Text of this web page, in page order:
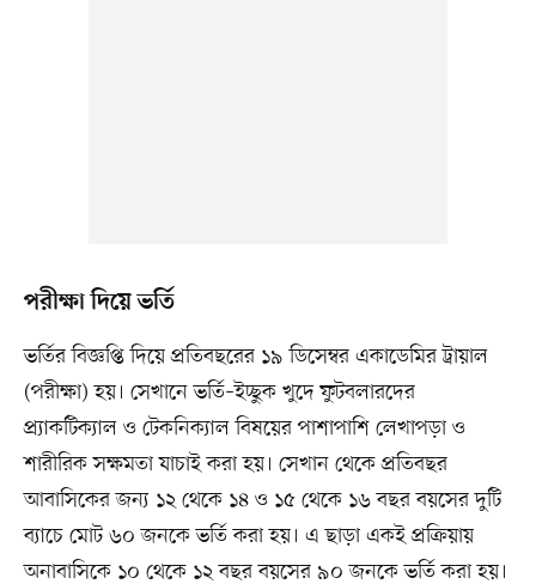
পরীক্ষা দিয়ে ভর্তি
ভর্তির বিজ্ঞপ্তি দিয়ে প্রতিবছরের ১৯ ডিসেম্বর একাডেমির ট্রায়াল
(পরীক্ষা) হয়। সেখানে ভর্তি–ইচ্ছুক খুদে ফুটবলারদের
প্র্যাকটিক্যাল ও টেকনিক্যাল বিষয়ের পাশাপাশি লেখাপড়া ও
শারীরিক সক্ষমতা যাচাই করা হয়। সেখান থেকে প্রতিবছর
আবাসিকের জন্য ১২ থেকে ১৪ ও ১৫ থেকে ১৬ বছর বয়সের দুটি
ব্যাচে মোট ৬০ জনকে ভর্তি করা হয়। এ ছাড়া একই প্রক্রিয়ায়
অনাবাসিকে ১০ থেকে ১২ বছর বয়সের ৯০ জনকে ভর্তি করা হয়।